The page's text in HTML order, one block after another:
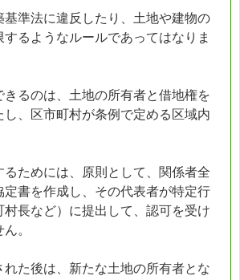
基準法に違反したり、土地や建物の
るようなルールであってはなりま
きるのは、土地の所有者と借地権を
し、区市町村が条例で定める区域内
るためには、原則として、関係者全
定書を作成し、その代表者が特定行
村長など）に提出して、認可を受け
。
れた後は、新たな土地の所有者とな